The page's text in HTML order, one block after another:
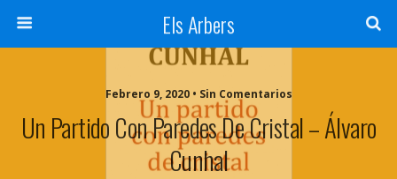
Els Arbers
Febrero 9, 2020 • Sin Comentarios
Un Partido Con Paredes De Cristal – Álvaro
Cunhal